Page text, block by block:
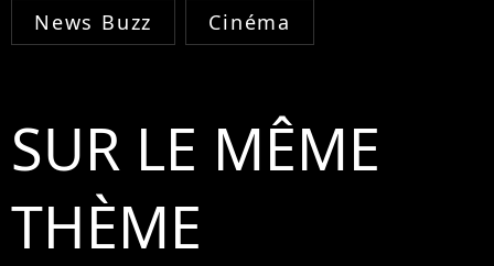
News Buzz Cinéma
SUR LE MÊME
THÈME